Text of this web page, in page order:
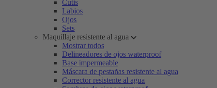
Cutis
Labios
Ojos
Sets
Maquillaje resistente al agua
Mostrar todos
Delineadores de ojos waterproof
Base impermeable
Máscara de pestañas resistente al agua
Corrector resistente al agua